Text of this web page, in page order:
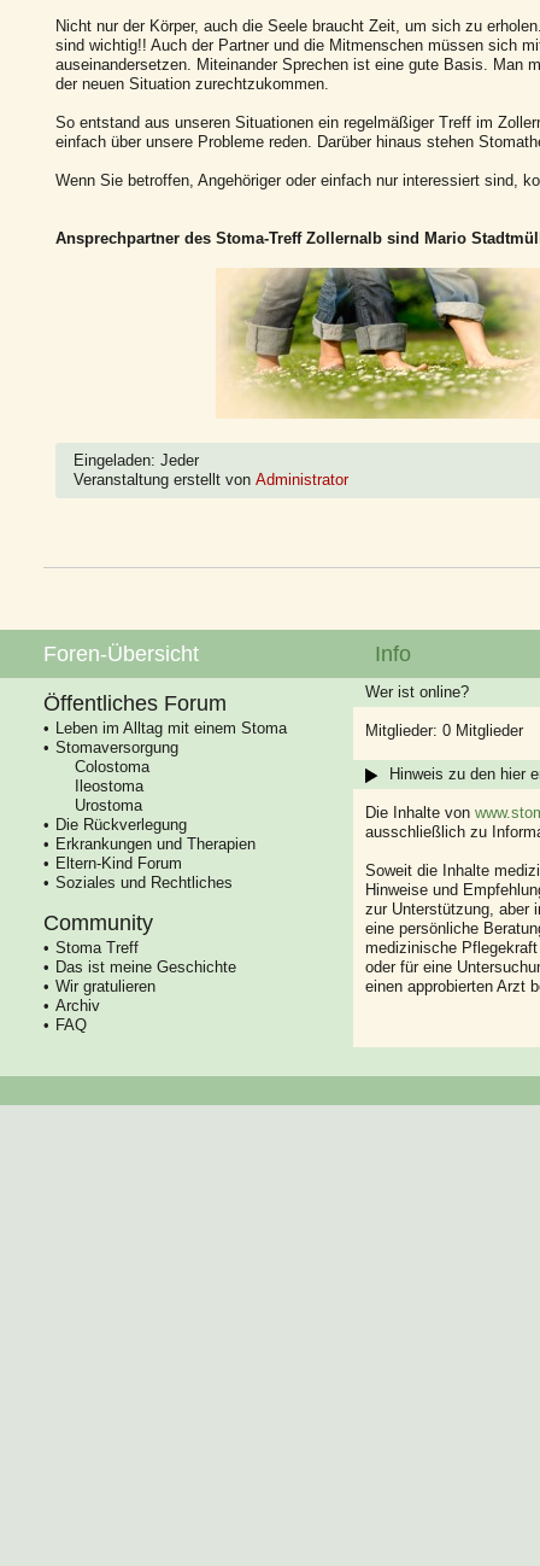
Nicht nur der Körper, auch die Seele braucht Zeit, um sich zu
sind wichtig!! Auch der Partner und die Mitmenschen müssen sich
auseinandersetzen. Miteinander Sprechen ist eine gute Basis. Man
der neuen Situation zurechtzukommen.
So entstand aus unseren Situationen ein regelmäßiger Treff im
einfach über unsere Probleme reden. Darüber hinaus stehen
Wenn Sie betroffen, Angehöriger oder einfach nur interessiert sind,
Ansprechpartner des Stoma-Treff Zollernalb sind Mario
Eingeladen: Jeder
Veranstaltung erstellt von Administrator
Foren-Übersicht
Öffentliches Forum
Leben im Alltag mit einem Stoma
Stomaversorgung
Colostoma
Ileostoma
Urostoma
Die Rückverlegung
Erkrankungen und Therapien
Eltern-Kind Forum
Soziales und Rechtliches
Community
Stoma Treff
Das ist meine Geschichte
Wir gratulieren
Archiv
FAQ
Info
Wer ist online?
Mitglieder: 0 Mitglieder
Hinweis zu den hier
Die Inhalte von
ausschließlich zu
Soweit die Inhalte
Hinweise und
zur Unterstützung, aber
eine persönliche
medizinische
oder für eine
einen approbierten Arzt